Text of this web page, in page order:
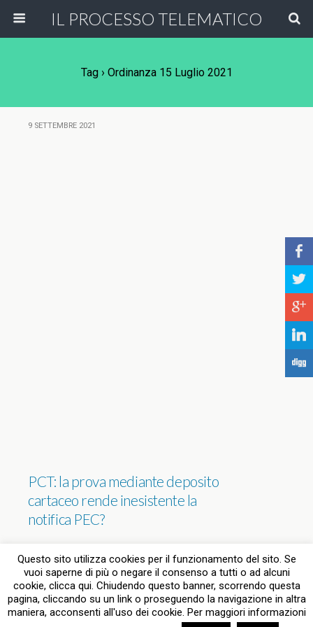
IL PROCESSO TELEMATICO
Tag › Ordinanza 15 Luglio 2021
9 SETTEMBRE 2021
PCT: la prova mediante deposito
cartaceo rende inesistente la
notifica PEC?
Torna su
Questo sito utilizza cookies per il funzionamento del sito. Se
vuoi saperne di più o negare il consenso a tutti o ad alcuni
cookie, clicca qui. Chiudendo questo banner, scorrendo questa
pagina, cliccando su un link o proseguendo la navigazione in altra
maniera, acconsenti all'uso dei cookie. Per maggiori informazioni
b
a
c
j
F